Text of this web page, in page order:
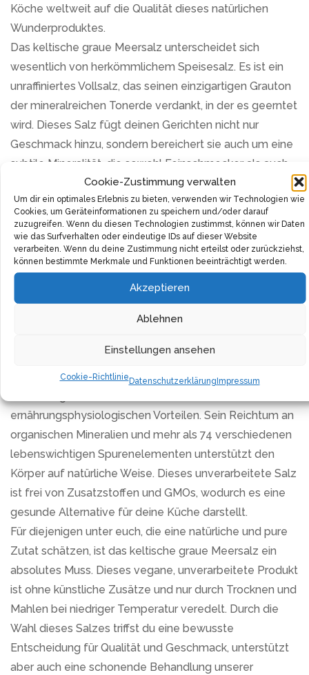
Cookie-Zustimmung verwalten
Um dir ein optimales Erlebnis zu bieten, verwenden wir Technologien wie
Cookies, um Geräteinformationen zu speichern und/oder darauf
zuzugreifen. Wenn du diesen Technologien zustimmst, können wir Daten
wie das Surfverhalten oder eindeutige IDs auf dieser Website
verarbeiten. Wenn du deine Zustimmung nicht erteilst oder zurückziehst,
können bestimmte Merkmale und Funktionen beeinträchtigt werden.
Akzeptieren
Ablehnen
Einstellungen ansehen
Cookie-RichtlinieDatenschutzerklärungImpressum
Köche weltweit auf die Qualität dieses natürlichen
Wunderproduktes.
Das keltische graue Meersalz unterscheidet sich
wesentlich von herkömmlichem Speisesalz. Es ist ein
unraffiniertes Vollsalz, das seinen einzigartigen Grauton
der mineralreichen Tonerde verdankt, in der es geerntet
wird. Dieses Salz fügt deinen Gerichten nicht nur
Geschmack hinzu, sondern bereichert sie auch um eine
subtile Mineralität, die sowohl Feinschmecker als auch
gesundheitsbewusste Köche zu schätzen wissen.
Eine Prise dieses Meersalzes ist eine Bereicherung für
jedes Gericht. Egal, ob es als Tafelsalz verwendet wird,
dem Kochwasser hinzugefügt oder zum Abschmecken
von Soßen und Suppen genutzt wird: Das keltische
graue Meersalz verleiht jedem Gericht eine
geschmackvolle Tiefe. Dank seiner Vielseitigkeit ist es
perfekt für die tägliche Küche geeignet, vom Backen
Im Vergleich zu herkömmlichem Speisesalz bietet das
ernährungsphysiologischen Vorteilen. Sein Reichtum an
organischen Mineralien und mehr als 74 verschiedenen
lebenswichtigen Spurenelementen unterstützt den
Körper auf natürliche Weise. Dieses unverarbeitete Salz
ist frei von Zusatzstoffen und GMOs, wodurch es eine
gesunde Alternative für deine Küche darstellt.
Für diejenigen unter euch, die eine natürliche und pure
Zutat schätzen, ist das keltische graue Meersalz ein
absolutes Muss. Dieses vegane, unverarbeitete Produkt
ist ohne künstliche Zusätze und nur durch Trocknen und
Mahlen bei niedriger Temperatur veredelt. Durch die
Wahl dieses Salzes triffst du eine bewusste
Entscheidung für Qualität und Geschmack, unterstützt
aber auch eine schonende Behandlung unserer